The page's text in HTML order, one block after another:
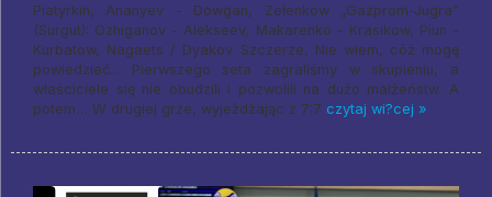
Piatyrkin, Ananyev - Dowgan, Zełenkow „Gazprom-Jugra”
(Surgut): Ozhiganov - Alekseev, Makarenko - Krasikow, Piun -
Kurbatow, Nagaets / Dyakov Szczerze, Nie wiem, cóż mogę
powiedzieć... Pierwszego seta zagraliśmy w skupieniu, a
właściciele się nie obudzili i pozwolili na dużo małżeństw. A
potem… W drugiej grze, wyjeżdżając z 7:7 czytaj wi?cej »